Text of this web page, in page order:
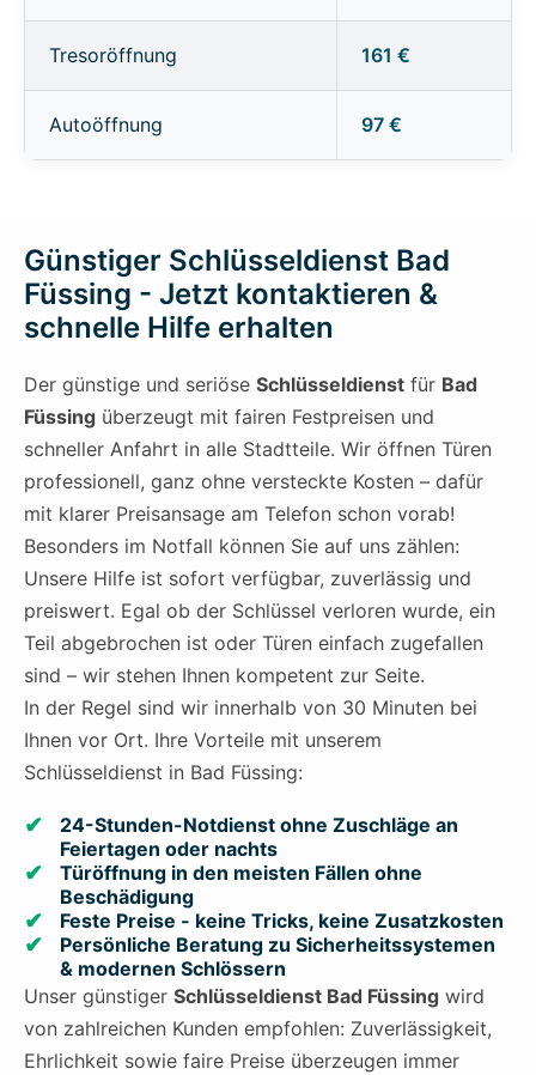
Tresoröffnung 161 €
Autoöffnung 97 €
Günstiger Schlüsseldienst Bad
Füssing - Jetzt kontaktieren &
schnelle Hilfe erhalten
Der günstige und seriöse Schlüsseldienst für Bad
Füssing überzeugt mit fairen Festpreisen und
schneller Anfahrt in alle Stadtteile. Wir öffnen Türen
professionell, ganz ohne versteckte Kosten – dafür
mit klarer Preisansage am Telefon schon vorab!
Besonders im Notfall können Sie auf uns zählen:
Unsere Hilfe ist sofort verfügbar, zuverlässig und
preiswert. Egal ob der Schlüssel verloren wurde, ein
Teil abgebrochen ist oder Türen einfach zugefallen
sind – wir stehen Ihnen kompetent zur Seite.
In der Regel sind wir innerhalb von 30 Minuten bei
Ihnen vor Ort. Ihre Vorteile mit unserem
Schlüsseldienst in Bad Füssing:
24-Stunden-Notdienst ohne Zuschläge an
Feiertagen oder nachts
Türöffnung in den meisten Fällen ohne
Beschädigung
Feste Preise - keine Tricks, keine Zusatzkosten
Persönliche Beratung zu Sicherheitssystemen
& modernen Schlössern
Unser günstiger Schlüsseldienst Bad Füssing wird
von zahlreichen Kunden empfohlen: Zuverlässigkeit,
Ehrlichkeit sowie faire Preise überzeugen immer